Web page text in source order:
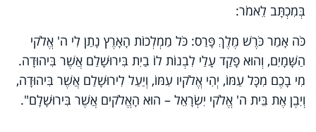
בְּמִכְתָּב לֵאמֹר:
כֹּה אָמַר כֹּרֶשׁ מֶלֶךְ פָּרַס: כֹּל מַמְלְכוֹת הָאָרֶץ נָתַן לִי ה' אֱלֹקי
הַשָּׁמָיִם, וְהוּא פָקַד עָלַי לִבְנוֹת לוֹ בַיִת בִּירוּשָׁלַ‍ם אֲשֶׁר בִּיהוּדָה.
מִי בָכֶם מִכָּל עַמּוֹ, יְהִי אֱלֹקיו עִמּוֹ, וְיַעַל לִירוּשָׁלַ‍ם אֲשֶׁר בִּיהוּדָה,
וְיִבֶן אֶת בֵּית ה' אֱלֹקי יִשְׂרָאֵל – הוּא הָאֱלֹקים אֲשֶׁר בִּירוּשָׁלָ‍ם".